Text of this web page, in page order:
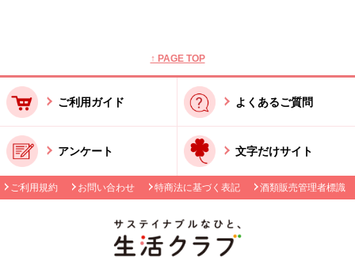
↑ PAGE TOP
ご利用ガイド よくあるご質問
アンケート 文字だけサイト
ご利用規約 お問い合わせ 特商法に基づく表記 酒類販売管理者標識